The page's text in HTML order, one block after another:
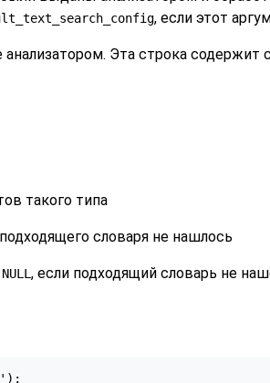
, если этот
Эта строка
такого типа
словаря не нашлось
NULL , если подходящий словарь не